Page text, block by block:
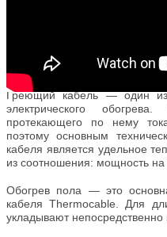
Греющий кабель — один
электрического
протекающего по нему
поэтому основным
кабеля является удельное
из соотношения: мощность
Обогрев пола — это
кабеля Thermocable. Для
укладывают непосредственно